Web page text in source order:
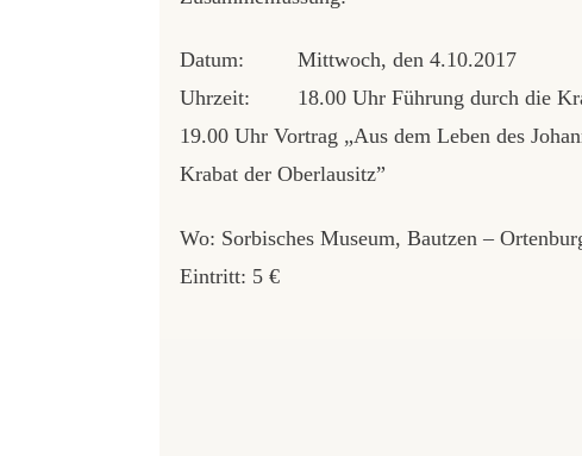
Datum: Mittwoch, den 4.10.2017
Uhrzeit: 18.00 Uhr Führung durch die
19.00 Uhr Vortrag „Aus dem Leben des
Krabat der Oberlausitz”
Wo: Sorbisches Museum, Bautzen –
Eintritt: 5 €